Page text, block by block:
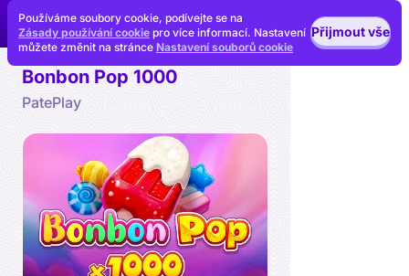
Bonbon Pop 1000
PatePlay
Používáme soubory cookie, podívejte se na
Zásady používání cookie pro více informací. Nastavení
můžete změnit na stránce Nastavení souborů cookie
Přijmout vše